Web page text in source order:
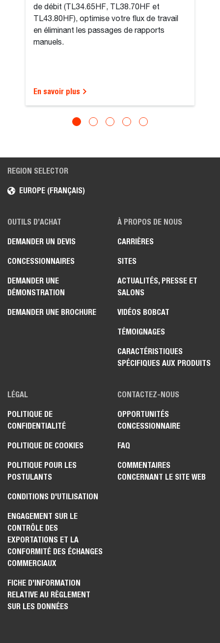
de débit (TL34.65HF, TL38.70HF et
TL43.80HF), optimise votre flux de travail
en éliminant les passages de rapports
manuels.
En savoir plus
REGION SELECTOR
EUROPE (FRANÇAIS)
OUTILS D’ACHAT
DEMANDER UN DEVIS
CONCESSIONNAIRES
DEMANDER UNE
DÉMONSTRATION
DEMANDER UNE BROCHURE
À PROPOS DE NOUS
CARRIÈRES
SITES
ACTUALITÉS, PRESSE ET
SALONS
VIDÉOS BOBCAT
TÉMOIGNAGES
CARACTÉRISTIQUES
SPÉCIFIQUES AUX PRODUITS
LÉGAL
POLITIQUE DE
CONFIDENTIALITÉ
POLITIQUE DE COOKIES
POLITIQUE POUR LES
POSTULANTS
CONDITIONS D'UTILISATION
ENGAGEMENT SUR LE
CONTRÔLE DES
EXPORTATIONS ET LA
CONFORMITÉ DES ÉCHANGES
COMMERCIAUX
FICHE D’INFORMATION
RELATIVE AU RÈGLEMENT
SUR LES DONNÉES
CONTACTEZ-NOUS
OPPORTUNITÉS
CONCESSIONNAIRE
FAQ
COMMENTAIRES
CONCERNANT LE SITE WEB